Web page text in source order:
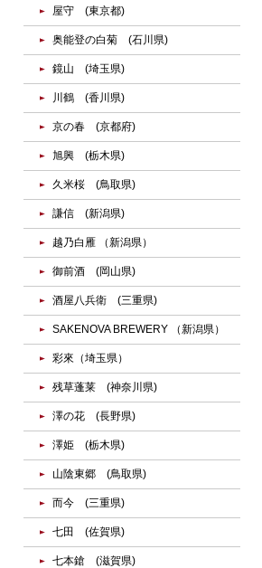
屋守 (東京都)
奥能登の白菊 (石川県)
鏡山 (埼玉県)
川鶴 (香川県)
京の春 (京都府)
旭興 (栃木県)
久米桜 (鳥取県)
謙信 (新潟県)
越乃白雁 （新潟県）
御前酒 (岡山県)
酒屋八兵衛 (三重県)
SAKENOVA BREWERY （新潟県）
彩來（埼玉県）
残草蓬莱 (神奈川県)
澤の花 (長野県)
澤姫 (栃木県)
山陰東郷 (鳥取県)
而今 (三重県)
七田 (佐賀県)
七本鎗 (滋賀県)